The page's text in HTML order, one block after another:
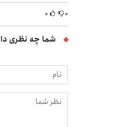
۰ ۰
شما چه نظری